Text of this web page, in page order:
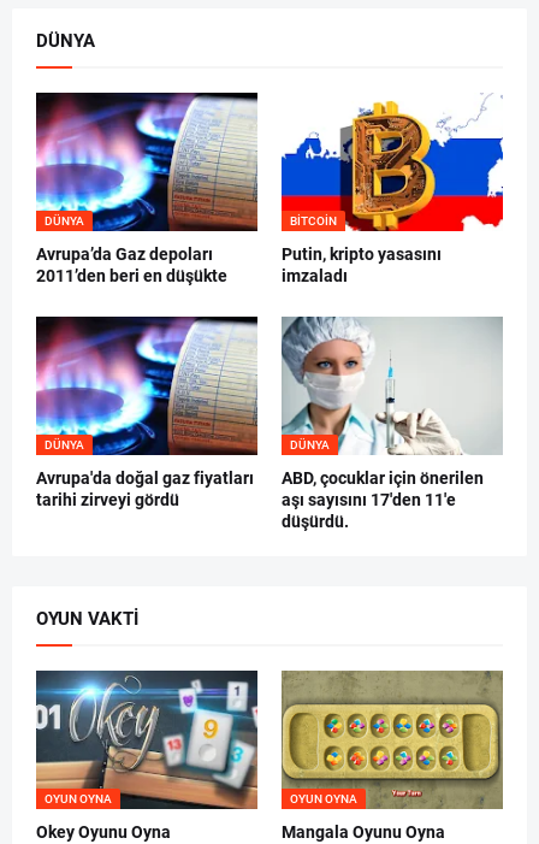
DÜNYA
DÜNYA
Avrupa’da Gaz depoları
2011’den beri en düşükte
BITCOIN
Putin, kripto yasasını
imzaladı
DÜNYA
Avrupa'da doğal gaz fiyatları
tarihi zirveyi gördü
DÜNYA
ABD, çocuklar için önerilen
aşı sayısını 17'den 11'e
düşürdü.
OYUN VAKTI
OYUN OYNA
Okey Oyunu Oyna
OYUN OYNA
Mangala Oyunu Oyna